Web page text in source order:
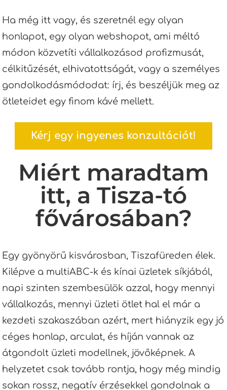
Ha még itt vagy, és szeretnél egy olyan
honlapot, egy olyan webshopot, ami méltó
módon közvetíti vállalkozásod profizmusát,
célkitűzését, elhivatottságát, vagy a személyes
gondolkodásmódodat: írj, és beszéljük meg az
ötleteidet egy finom kávé mellett.
Kérj egy ingyenes konzultációt!
Miért maradtam
itt, a Tisza-tó
fővárosában?
Egy gyönyörű kisvárosban, Tiszafüreden élek.
Kilépve a multiABC-k és kínai üzletek síkjából,
napi szinten szembesülök azzal, hogy mennyi
vállalkozás, mennyi üzleti ötlet hal el már a
kezdeti szakaszában azért, mert hiányzik egy jó
céges honlap, arculat, és híján vannak az
átgondolt üzleti modellnek, jövőképnek. A
helyzetet csak tovább rontja, hogy még mindig
sokan rossz, negatív érzésekkel gondolnak a